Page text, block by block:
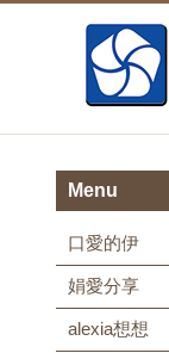
Menu
口愛的伊
娟愛分享
alexia想想